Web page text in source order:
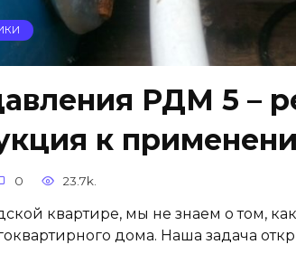
РДМ 5 –
к
0 23.7k.
квартире, мы не знаем о том,
дома. Наша задача